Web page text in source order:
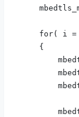
for( i =
{